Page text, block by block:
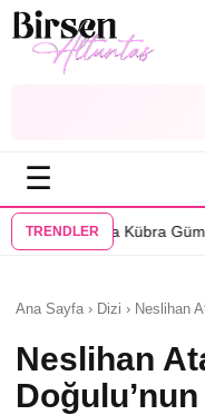
☰
TRENDLER
“Güneşin Doğduğu
Ana Sayfa › Dizi › Neslihan
Neslihan